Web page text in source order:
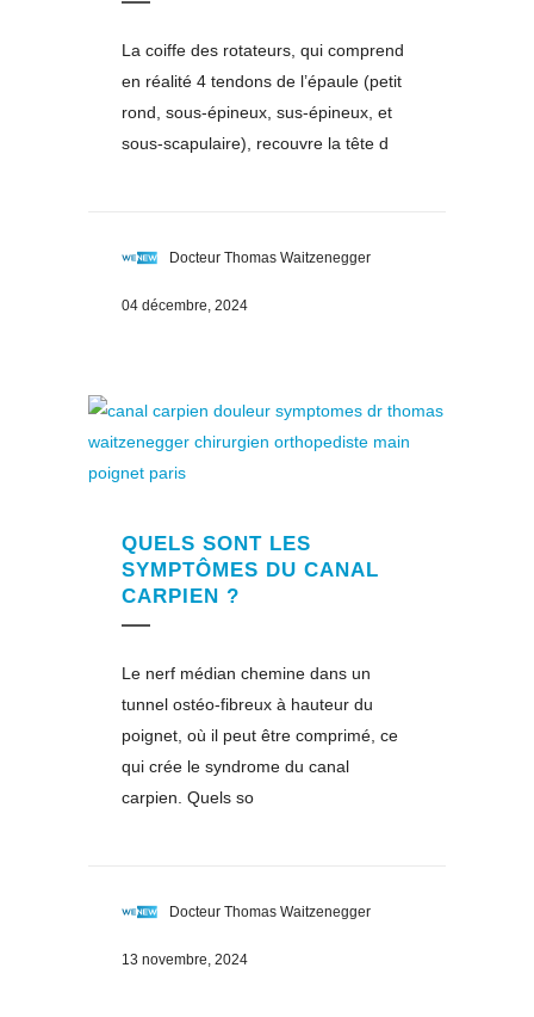
La coiffe des rotateurs, qui comprend
en réalité 4 tendons de l’épaule (petit
rond, sous-épineux, sus-épineux, et
sous-scapulaire), recouvre la tête d
Docteur Thomas Waitzenegger
04 décembre, 2024
QUELS SONT LES
SYMPTÔMES DU CANAL
CARPIEN ?
Le nerf médian chemine dans un
tunnel ostéo-fibreux à hauteur du
poignet, où il peut être comprimé, ce
qui crée le syndrome du canal
carpien. Quels so
Docteur Thomas Waitzenegger
13 novembre, 2024